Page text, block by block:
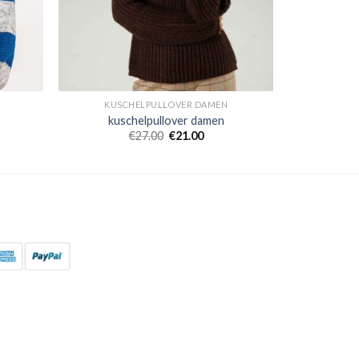
KUSCHELPULLOVER DAMEN
kuschelpullover damen
€27.00 €21.00